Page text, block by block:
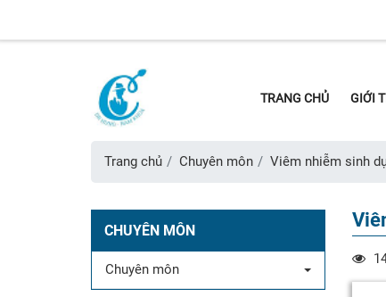
TRANG CHỦ GIỚI
Trang chủ Chuyên môn Viêm nhiễm sinh
CHUYÊN MÔN
Chuyên môn